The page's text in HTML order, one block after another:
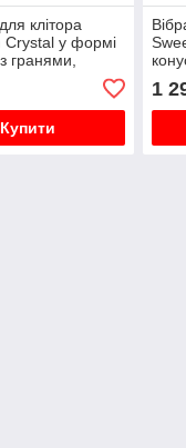
клітора
Crystal у формі
гранями,
Купити
1